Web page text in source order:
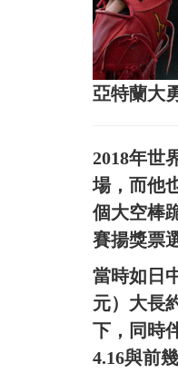
亞特蘭大
2018年世
場，而他
個大空棒
賽揚獎票
當時如日
元）大長
下，同時
4.16與前